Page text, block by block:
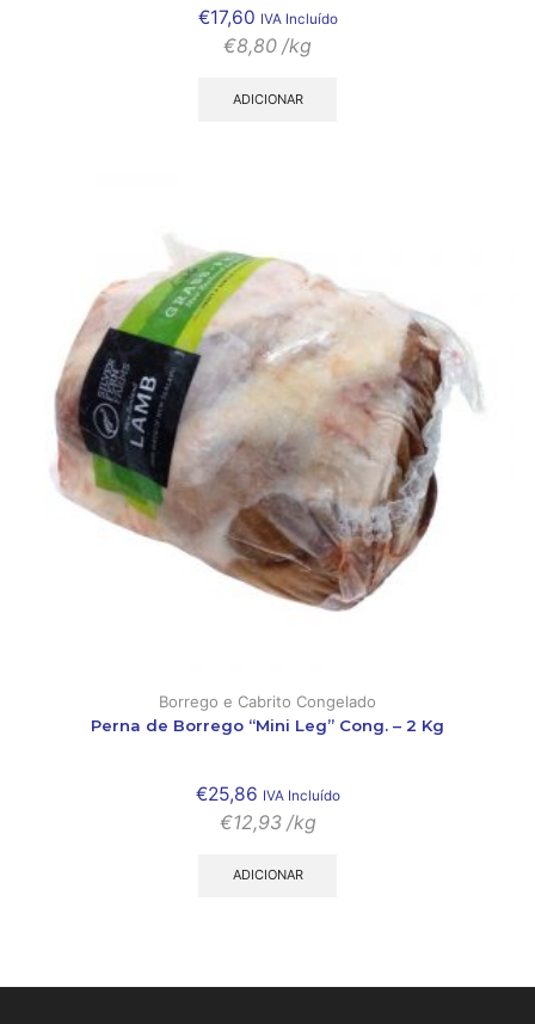
€17,60 IVA Incluído
€8,80 /kg
ADICIONAR
Borrego e Cabrito Congelado
Perna de Borrego “Mini Leg” Cong. – 2 Kg
€25,86 IVA Incluído
€12,93 /kg
ADICIONAR